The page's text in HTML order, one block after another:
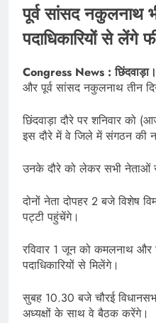
पूर्व सांसद नकुलनाथ
पदाधिकारियों से लेंगे
Congress News : छिंदवाड़ा।
और पूर्व सांसद नकुलनाथ तीन
छिंदवाड़ा दौरे पर शनिवार को
इस दौरे में वे जिले में संगठन की
उनके दौरे को लेकर सभी नेताओं
दोनों नेता दोपहर 2 बजे विशेष
पट्टी पहुंचेंगे।
रविवार 1 जून को कमलनाथ
पदाधिकारियों से मिलेंगे।
सुबह 10.30 बजे चौरई
अध्यक्षों के साथ वे बैठक करेंगे।